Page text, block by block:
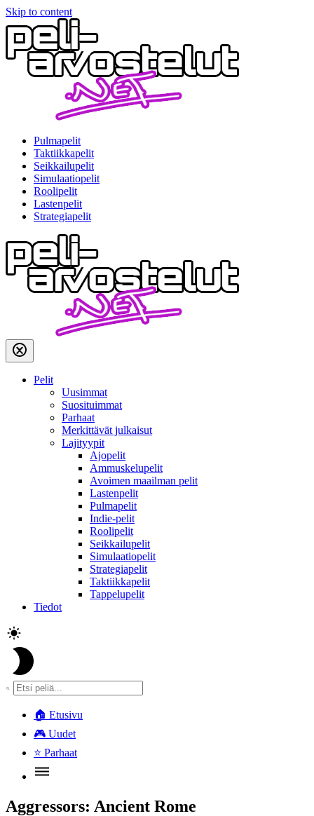
Skip to content
Pulmapelit
Taktiikkapelit
Seikkailupelit
Simulaatiopelit
Roolipelit
Lastenpelit
Strategiapelit
Pelit
Uusimmat
Suosituimmat
Parhaat
Merkittävät julkaisut
Lajityypit
Ajopelit
Ammuskelupelit
Avoimen maailman pelit
Lastenpelit
Pulmapelit
Indie-pelit
Roolipelit
Seikkailupelit
Simulaatiopelit
Strategiapelit
Taktiikkapelit
Tappelupelit
Tiedot
🏠 Etusivu
🎮 Uudet
⭐ Parhaat
Aggressors: Ancient Rome